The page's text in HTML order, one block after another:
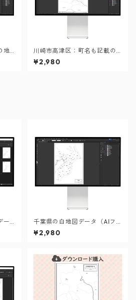
地
川崎市高津区：町名も記載の
地図データ（PDF・Aiファイ
ル）
¥2,980
ー
千葉県の白地図データ（AIフ
ァイル）
¥2,980